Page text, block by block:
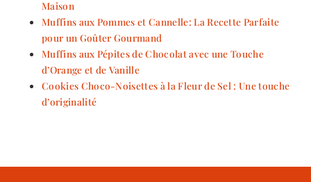
Maison
Muffins aux Pommes et Cannelle: La Recette Parfaite
pour un Goûter Gourmand
Muffins aux Pépites de Chocolat avec une Touche
d’Orange et de Vanille
Cookies Choco-Noisettes à la Fleur de Sel : Une touche
d’originalité